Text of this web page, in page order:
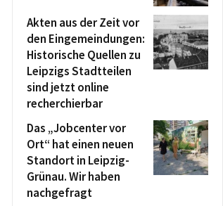
Akten aus der Zeit vor
den Eingemeindungen:
Historische Quellen zu
Leipzigs Stadtteilen
sind jetzt online
recherchierbar
Das „Jobcenter vor
Ort“ hat einen neuen
Standort in Leipzig-
Grünau. Wir haben
nachgefragt